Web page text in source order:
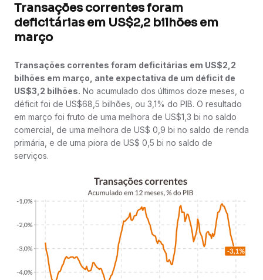
Transações correntes foram
deficitárias em US$2,2 bilhões em
março
Transações correntes foram deficitárias em US$2,2
bilhões em março, ante expectativa de um déficit de
US$3,2 bilhões. No acumulado dos últimos doze meses, o
déficit foi de US$68,5 bilhões, ou 3,1% do PIB. O resultado
em março foi fruto de uma melhora de US$1,3 bi no saldo
comercial, de uma melhora de US$ 0,9 bi no saldo de renda
primária, e de uma piora de US$ 0,5 bi no saldo de
serviços.